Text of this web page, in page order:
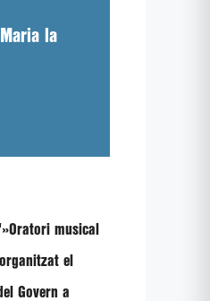
la
Oratori musical
el
Govern a